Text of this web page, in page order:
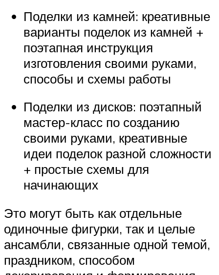
Поделки из камней: креативные
варианты поделок из камней +
поэтапная инструкция
изготовления своими руками,
способы и схемы работы
Поделки из дисков: поэтапный
мастер-класс по созданию
своими руками, креативные
идеи поделок разной сложности
+ простые схемы для
начинающих
Это могут быть как отдельные
одиночные фигурки, так и целые
ансамбли, связанные одной темой,
праздником, способом